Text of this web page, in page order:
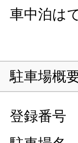
車中泊は
駐車場概
登録番号